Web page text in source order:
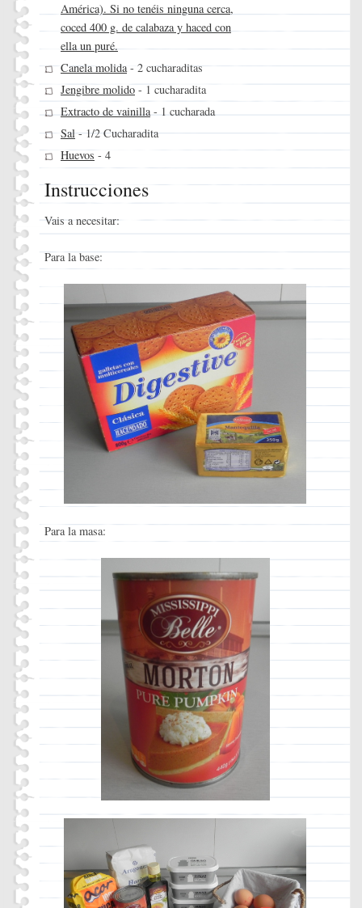
América). Si no tenéis ninguna cerca,
coced 400 g. de calabaza y haced con
ella un puré.
Canela molida- 2 cucharaditas
Jengibre molido - 1 cucharadita
Extracto de vainilla- 1 cucharada
Sal- 1/2 Cucharadita
Huevos - 4
Instrucciones
Vais a necesitar:
Para la base:
Para la masa: